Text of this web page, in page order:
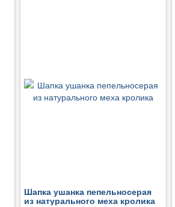
Шапка ушанка пепельносерая
из натурального меха кролика